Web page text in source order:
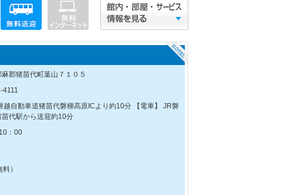
郡猪苗代町葉山７１０５
越自動車道猪苗代磐梯高原ICより約10分 【電車】 JR磐
苗代駅から送迎約10分
：00
）